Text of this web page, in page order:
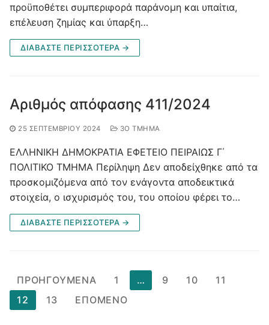
προϋποθέτει συμπεριφορά παράνομη και υπαίτια,
επέλευση ζημίας και ύπαρξη…
ΔΙΑΒΑΣΤΕ ΠΕΡΙΣΣΟΤΕΡΑ →
Αριθμός απόφασης 411/2024
25 ΣΕΠΤΕΜΒΡΊΟΥ 2024 3Ο ΤΜΉΜΑ
ΕΛΛΗΝΙΚΗ ΔΗΜΟΚΡΑΤΙΑ ΕΦΕΤΕΙΟ ΠΕΙΡΑΙΩΣ Γ΄
ΠΟΛΙΤΙΚΟ ΤΜΗΜΑ Περίληψη Δεν αποδείχθηκε από τα
προσκομιζόμενα από τον ενάγοντα αποδεικτικά
στοιχεία, ο ισχυρισμός του, του οποίου φέρει το…
ΔΙΑΒΑΣΤΕ ΠΕΡΙΣΣΟΤΕΡΑ →
Σελιδοποίηση
άρθρων
ΠΡΟΗΓΟΎΜΕΝΑ 1 … 9 10
11
12
13 ΕΠΌΜΕΝΟ